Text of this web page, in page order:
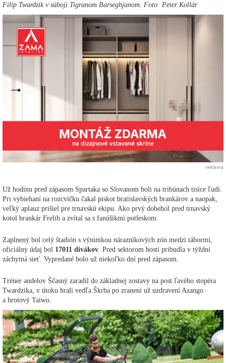
Filip Twardzik v súboji Tigranom Barseghjanom. Foto: Peter Kollár
reklama
Už hodinu pred zápasom Spartaka so Slovanom boli na tribúnach tisíce ľudí.
Pri vybiehaní na rozcvičku čakal piskot bratislavských brankárov a naopak,
veľký aplauz prišiel pre trnavskú ekipu. Ako prvý dobehol pred trnavský
kotol brankár Frelih a zvítal sa s fanúšikmi potleskom.
Zaplnený bol celý štadión s výnimkou nárazníkových zón medzi tábormi,
oficiálny údaj bol 17011 divákov . Pred sektorom hostí pribudla v týždni
záchytná sieť. Vypredané bolo už niekoľko dní pred zápasom.
Tréner andelov Ščasný zaradil do základnej zostavy na post ľavého stopéra
Twardzika, v útoku hrali vedľa Škrba po zranení už uzdravení Azango
a hrotový Taiwo.